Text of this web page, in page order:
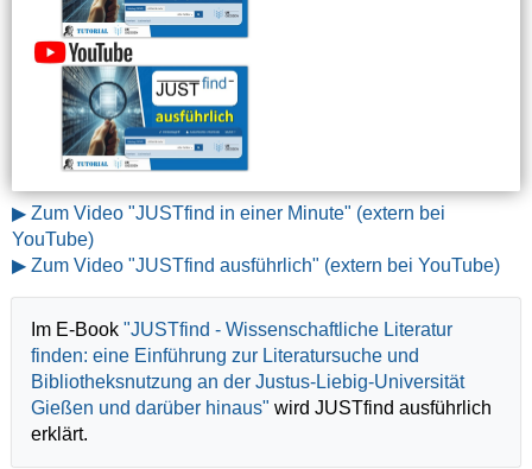
▶ Zum Video "JUSTfind in einer Minute" (extern bei
YouTube)
▶ Zum Video "JUSTfind ausführlich" (extern bei YouTube)
Im E-Book "JUSTfind - Wissenschaftliche Literatur
finden: eine Einführung zur Literatursuche und
Bibliotheksnutzung an der Justus-Liebig-Universität
Gießen und darüber hinaus" wird JUSTfind ausführlich
erklärt.